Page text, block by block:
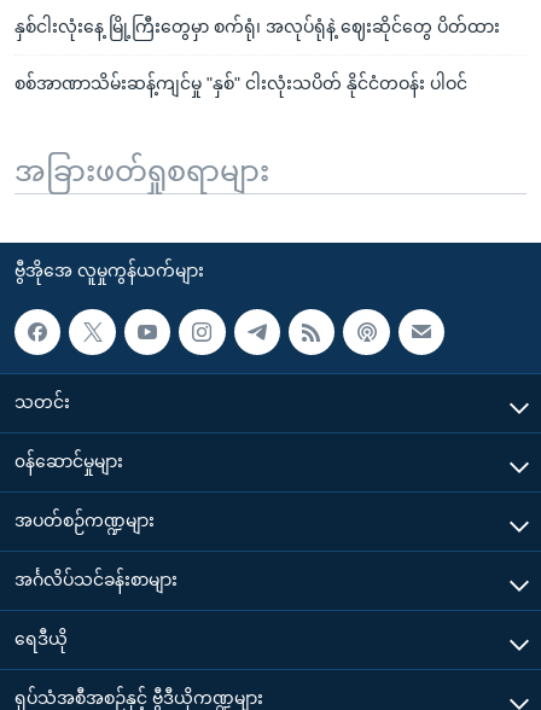
နှစ်ငါးလုံးနေ့ မြို့ကြီးတွေမှာ စက်ရုံ၊ အလုပ်ရုံနဲ့ ဈေးဆိုင်တွေ ပိတ်ထား
စစ်အာဏာသိမ်းဆန့်ကျင်မှု "နှစ်" ငါးလုံးသပိတ် နိုင်ငံတဝန်း ပါဝင်
အခြားဖတ်ရှုစရာများ
ဗွီအိုအေ လူမှုကွန်ယက်များ
သတင်း
၀န်ဆောင်မှုများ
အပတ်စဉ်ကဏ္ဍများ
အင်္ဂလိပ်သင်ခန်းစာများ
ရေဒီယို
ရုပ်သံအစီအစဉ်နှင့် ဗွီဒီယိုကဏ္ဍများ